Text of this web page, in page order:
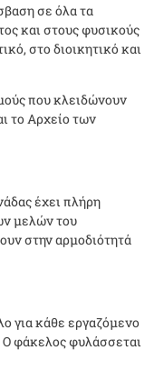
σε όλα τα
και στους φυσικούς
στο διοικητικό και
που κλειδώνουν
το Αρχείο των
έχει πλήρη
μελών του
στην αρμοδιότητά
για κάθε εργαζόμενο
φάκελος φυλάσσεται